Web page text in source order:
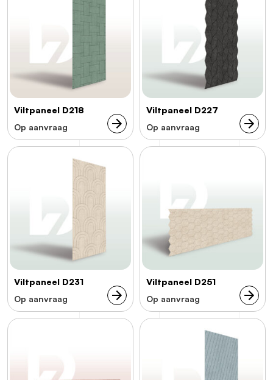
Viltpaneel D218
Op aanvraag
Viltpaneel D227
Op aanvraag
Viltpaneel D231
Op aanvraag
Viltpaneel D251
Op aanvraag